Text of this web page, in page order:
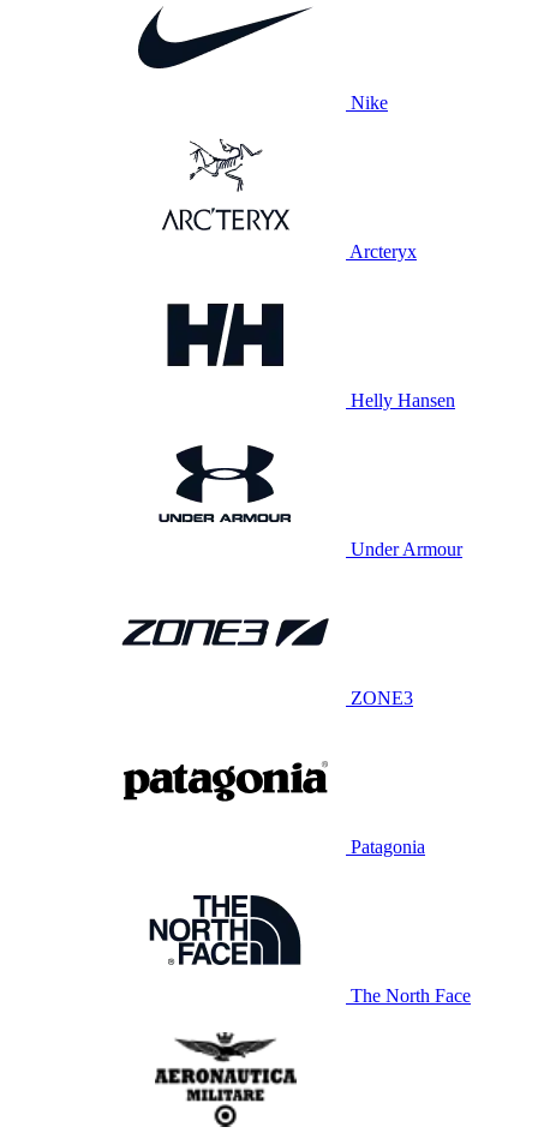
Nike
Arcteryx
Helly Hansen
Under Armour
ZONE3
Patagonia
The North Face